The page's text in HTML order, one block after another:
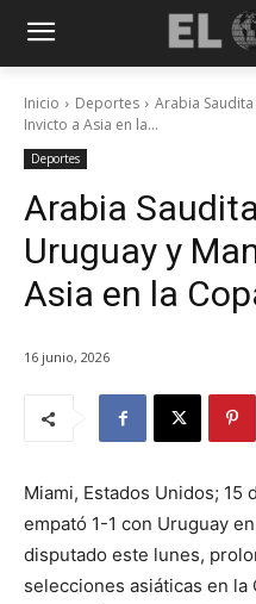
Inicio Deportes
Arabia
Invicto a Asia en la...
Deportes
Arabia
Uruguay y
Asia en la
16 junio, 2026
Miami, Estados Unidos; 15
empató 1-1 con Uruguay
disputado este lunes,
selecciones asiáticas en la